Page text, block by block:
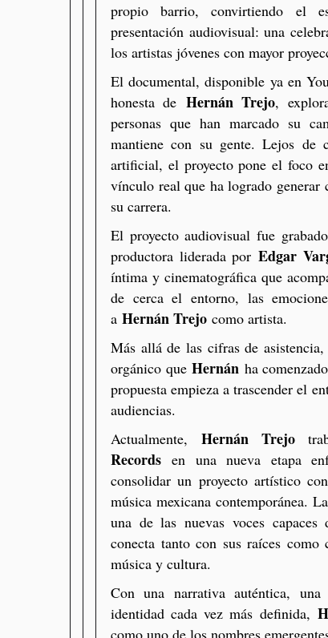
propio barrio, convirtiendo el
presentación audiovisual: una
los artistas jóvenes con mayor
El documental, disponible ya en
honesta de Hernán Trejo,
personas que han marcado su
mantiene con su gente. Lejos de
artificial, el proyecto pone el foco
vínculo real que ha logrado
su carrera.
El proyecto audiovisual fue
productora liderada por Edgar
íntima y cinematográfica que
de cerca el entorno, las
a Hernán Trejo como artista.
Más allá de las cifras de
orgánico queHernán ha
propuesta empieza a trascender el
audiencias.
Actualmente, Hernán Trejo
Records en una nueva etapa
consolidar un proyecto artístico
música mexicana contemporánea.
una de las nuevas voces capaces
conecta tanto con sus raíces
música y cultura.
Con una narrativa auténtica,
identidad cada vez más definida,
como uno de los nombres